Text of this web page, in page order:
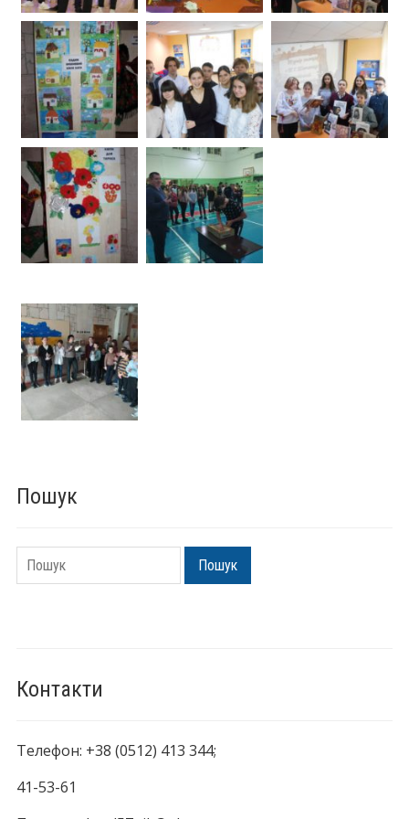
Пошук
Пошук Пошук
Контакти
Телефон: +38 (0512) 413 344;
41-53-61